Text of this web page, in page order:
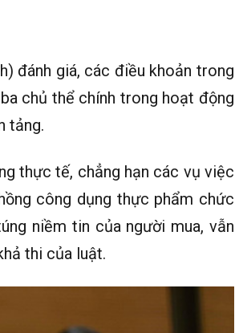
đánh giá, các điều khoản trong
chủ thể chính trong hoạt động
tảng.
thực tế, chẳng hạn các vụ việc
công dụng thực phẩm chức
niềm tin của người mua, vẫn
thi của luật.